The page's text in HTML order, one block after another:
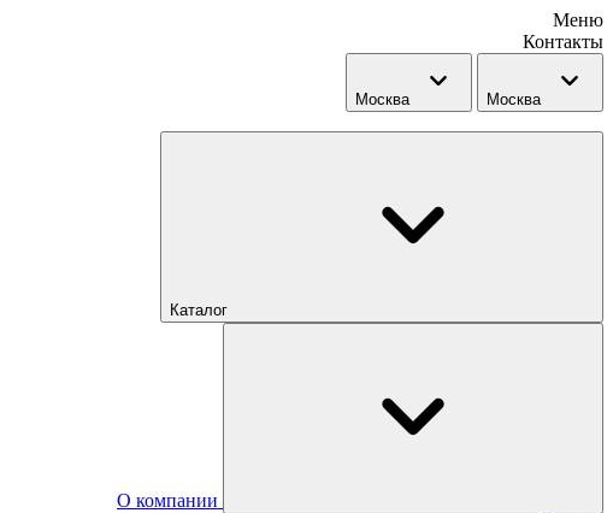
Меню
Контакты
Москва Москва
Каталог
О компании